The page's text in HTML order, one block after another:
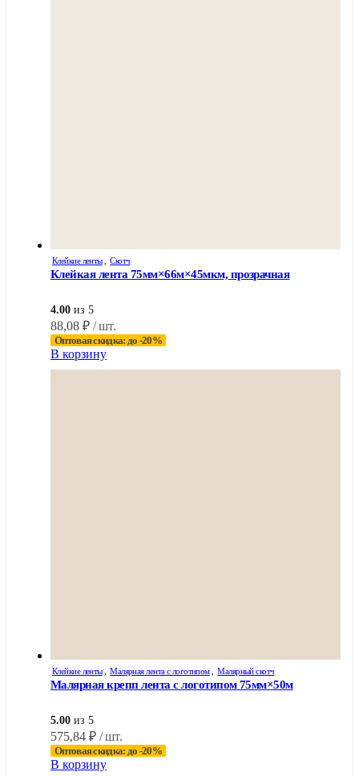
Клейкие ленты Скотч
Клейкая лента 75мм×66м×45мкм, прозрачная
4.00 из 5
88,08 ₽ / шт.
Оптовая скидка: до -20%
В корзину
Клейкие ленты Малярная лента с логотипом Малярный скотч
Малярная крепп лента с логотипом 75мм×50м
5.00 из 5
575,84 ₽ / шт.
Оптовая скидка: до -20%
В корзину